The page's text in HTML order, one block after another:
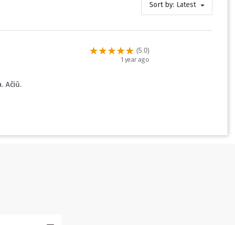
Sort by: Latest
(5.0)
1 year ago
Ačiū.